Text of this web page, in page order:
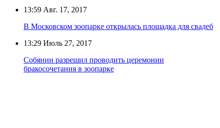
13:59 Авг. 17, 2017
В Московском зоопарке открылась площадка для свадеб
13:29 Июль 27, 2017
Собянин разрешил проводить церемонии
бракосочетания в зоопарке